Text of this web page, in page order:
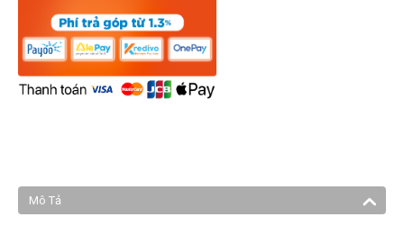
Mô Tả